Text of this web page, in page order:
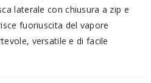
laterale con chiusura a zip e
fuoriuscita del vapore
versatile e di facile